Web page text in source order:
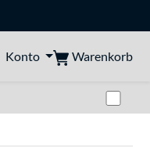
Konto Warenkorb